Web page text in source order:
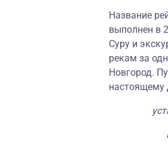
Название
выполнен в
Суру и
рекам за
Новгород.
настоящему
устье
вид